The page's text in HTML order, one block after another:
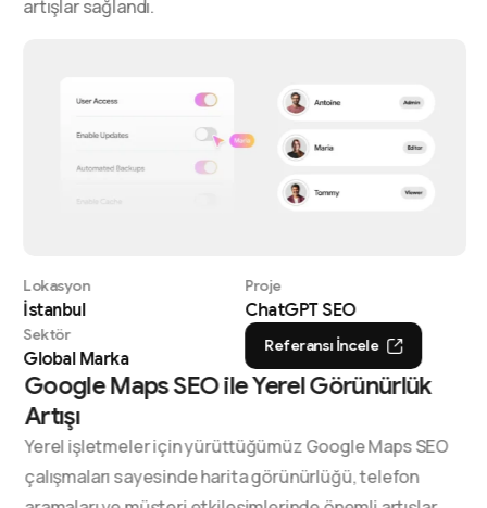
artışlar sağlandı.
Lokasyon
İstanbul
Proje
ChatGPT SEO
Sektör
Global Marka
Referansı İncele
Google Maps SEO ile Yerel Görünürlük
Artışı
Yerel işletmeler için yürüttüğümüz Google Maps SEO
çalışmaları sayesinde harita görünürlüğü, telefon